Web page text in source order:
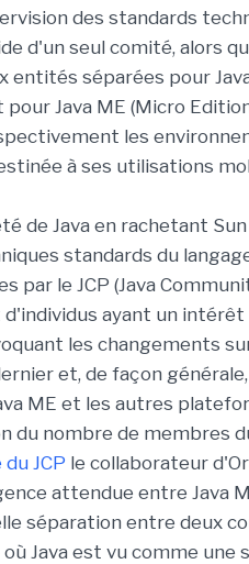
des standards
d'un seul comité, alors
entités séparées pour
Java ME (Micro
les
à ses utilisations
de Java en rachetant
standards du
par le JCP (Java
ayant un intérêt
les changements
et, de façon
ME et les autres
du nombre de membres
JCP le collaborateur
attendue entre Java
séparation entre deux
Java est vu comme